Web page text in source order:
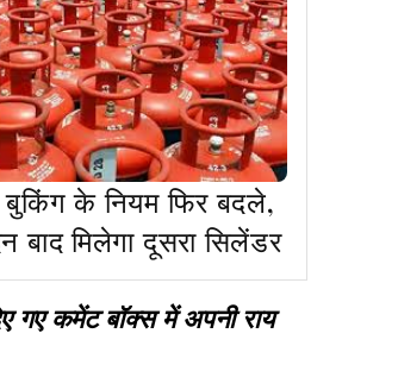
के नियम फिर बदले,
बाद मिलेगा दूसरा सिलेंडर
कमेंट बॉक्स में अपनी राय